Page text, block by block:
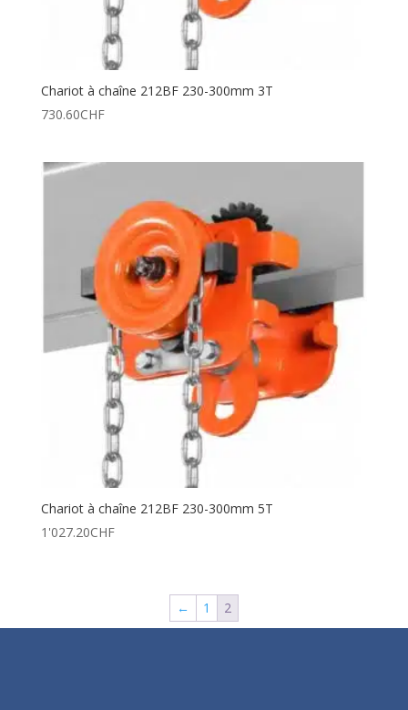
Chariot à chaîne 212BF 230-300mm 3T
730.60CHF
Chariot à chaîne 212BF 230-300mm 5T
1'027.20CHF
← 1 2